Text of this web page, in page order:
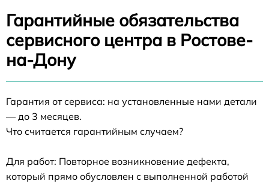
Гарантийные обязательства
сервисного центра в Ростове-
на-Дону
Гарантия от сервиса: на установленные нами детали
— до 3 месяцев.
Что считается гарантийным случаем?
Для работ: Повторное возникновение дефекта,
который прямо обусловлен с выполненной работой